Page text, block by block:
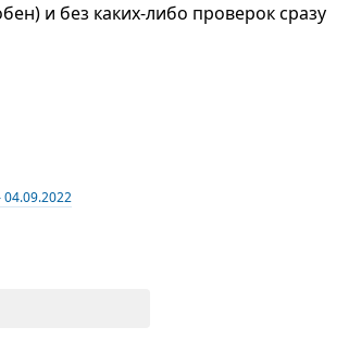
и без каких-либо проверок сразу